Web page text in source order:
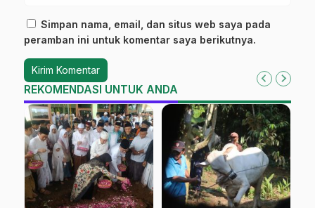
Simpan nama, email, dan situs web saya pada
peramban ini untuk komentar saya berikutnya.
REKOMENDASI UNTUK ANDA